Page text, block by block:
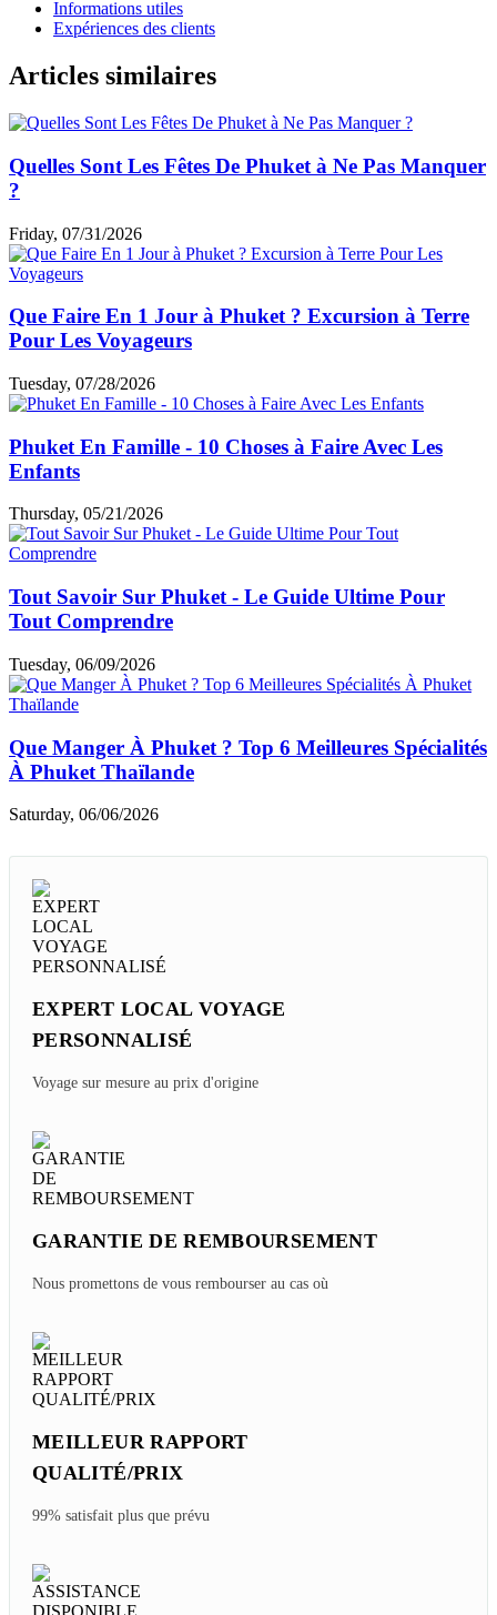
Phi Phi sont vivement recommandées. Cet itinéraire permet
de découvrir les plus beaux sites de la région tout en
conservant un rythme agréable et équilibré.
Aurélien Desrosiers 5.0
Les homestays à Phuket conviennent-ils aux familles ?
excellente option pour les familles. Beaucoup proposent des
chambres plus spacieuses que celles des hôtels classiques,
espaces extérieurs ou des coins détente. L’ambiance y est
souvent plus calme et conviviale, ce qui permet de profiter
belle occasion de découvrir le mode de vie local et
l’hospitalité thaïlandaise. Les quartiers de Thalang, de Phuket
Old Town et du nord de l’île sont particulièrement appréciés
des familles. Avant de réserver, il reste conseillé de vérifier la
capacité des chambres et les services disponibles afin de
choisir l’hébergement le plus adapté.
Guide voyage par thème
Cuisine & café
Top hébergements
Loisirs et shopping
Expériences des clients
Articles similaires
Quelles Sont Les Fêtes De Phuket à Ne Pas Manquer
Que Faire En 1 Jour à Phuket ? Excursion à Terre
Pour Les Voyageurs
Phuket En Famille - 10 Choses à Faire Avec Les
Thursday, 05/21/2026
Tout Savoir Sur Phuket - Le Guide Ultime Pour
Que Manger À Phuket ? Top 6 Meilleures Spécialités
À Phuket Thaïlande
Saturday, 06/06/2026